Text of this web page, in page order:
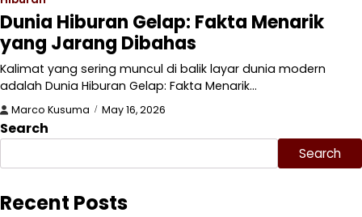
Dunia Hiburan Gelap: Fakta Menarik
yang Jarang Dibahas
Kalimat yang sering muncul di balik layar dunia modern
adalah Dunia Hiburan Gelap: Fakta Menarik…
Marco Kusuma May 16, 2026
Search
Search
Recent Posts